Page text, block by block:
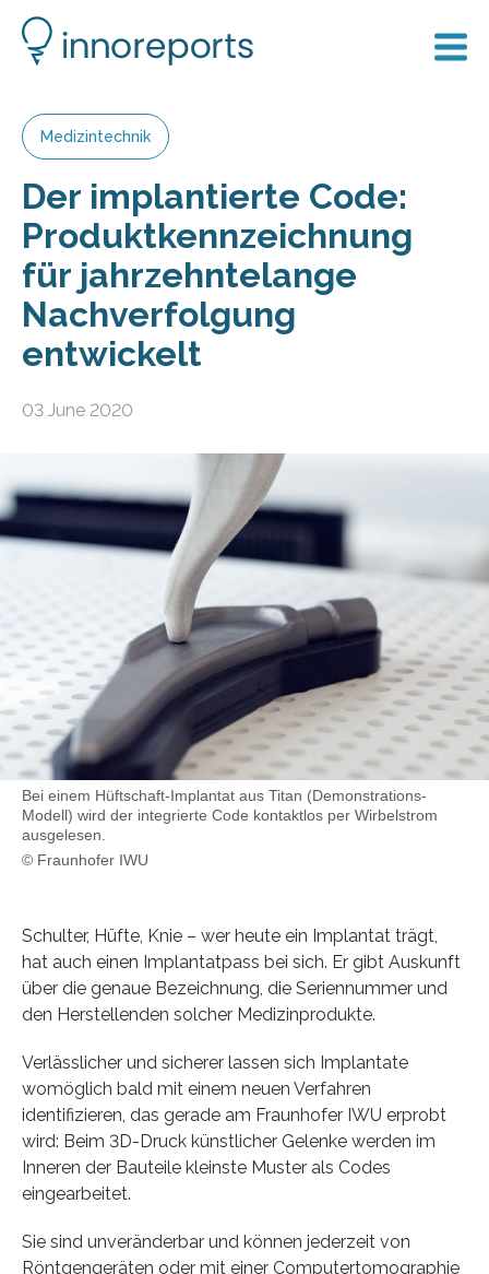
Medizintechnik
Der implantierte Code:
Produktkennzeichnung
für jahrzehntelange
Nachverfolgung
entwickelt
03 June 2020
Bei einem Hüftschaft-Implantat aus Titan (Demonstrations-
Modell) wird der integrierte Code kontaktlos per Wirbelstrom
ausgelesen.
© Fraunhofer IWU
Schulter, Hüfte, Knie – wer heute ein Implantat trägt,
hat auch einen Implantatpass bei sich. Er gibt Auskunft
über die genaue Bezeichnung, die Seriennummer und
den Herstellenden solcher Medizinprodukte.
Verlässlicher und sicherer lassen sich Implantate
womöglich bald mit einem neuen Verfahren
identifizieren, das gerade am Fraunhofer IWU erprobt
wird: Beim 3D-Druck künstlicher Gelenke werden im
Inneren der Bauteile kleinste Muster als Codes
eingearbeitet.
Sie sind unveränderbar und können jederzeit von
Röntgengeräten oder mit einer Computertomographie